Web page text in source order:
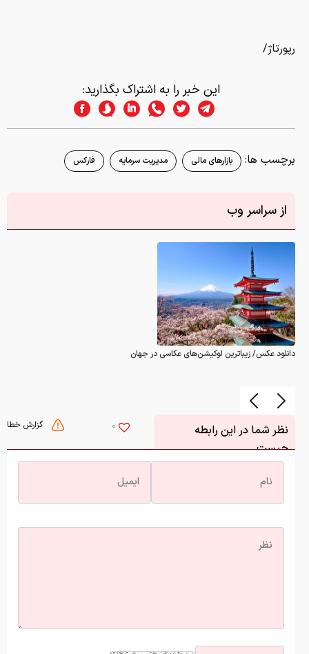
رپورتاژ/
این خبر را به اشتراک بگذارید:
برچسب ها: بازارهای مالی مدیریت سرمایه فارکس
از سراسر وب
دانلود عکس/ زیباترین لوکیشن‌های عکاسی در جهان
گزارش خطا 0
نظر شما در این رابطه
چیست